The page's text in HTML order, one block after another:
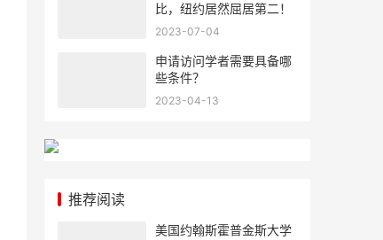
比，纽约居然屈居第二！
2023-07-04
申请访问学者需要具备哪
些条件？
2023-04-13
推荐阅读
美国约翰斯霍普金斯大学